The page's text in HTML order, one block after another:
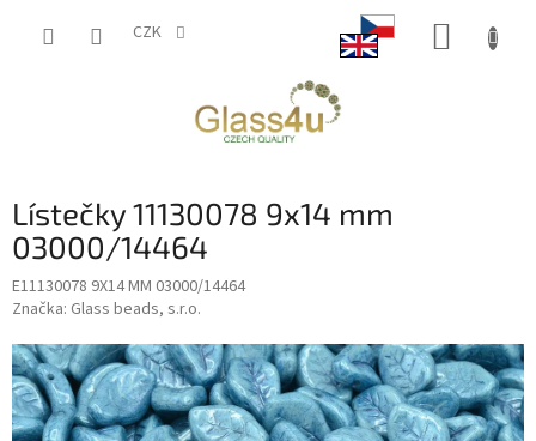
CZK
Lístečky 11130078 9x14 mm
03000/14464
E11130078 9X14 MM 03000/14464
Značka: Glass beads, s.r.o.